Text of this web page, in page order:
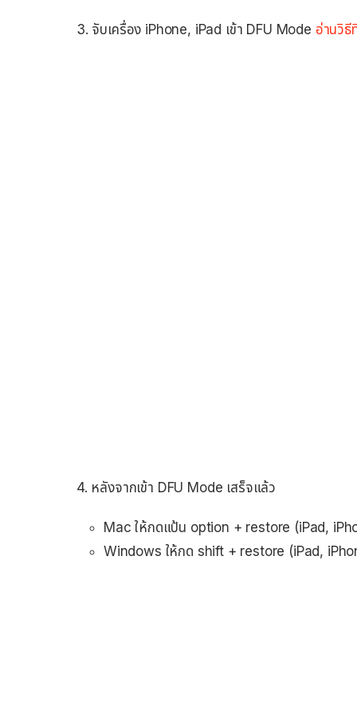
3. จับเครื่อง iPhone, iPad เข้า DFU Mode อ่านวิธี
4. หลังจากเข้า DFU Mode เสร็จแล้ว
Mac ให้กดแป้น option + restore (iPad,
Windows ให้กด shift + restore (iPad,